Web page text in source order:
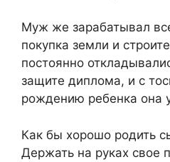
Муж же зарабатывал
покупка земли и
постоянно
защите диплома, и с
рождению ребенка она
Как бы хорошо родить
Держать на руках свое